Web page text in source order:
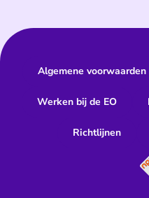
Algemene voorwaarden
Werken bij de EO
Richtlijnen